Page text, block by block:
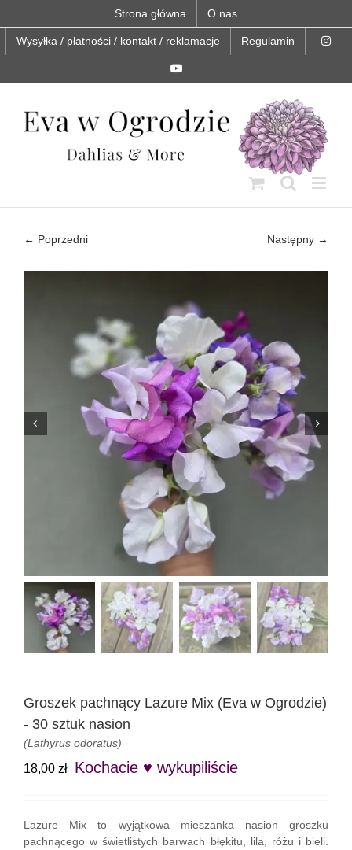
content
Strona główna O nas
Wysyłka / płatności / kontakt / reklamacje Regulamin
← Poprzedni Następny →
Groszek pachnący Lazure Mix (Eva w Ogrodzie)
- 30 sztuk nasion
(Lathyrus odoratus)
18,00 zł Kochacie ♥ wykupiliście
Lazure Mix to wyjątkowa mieszanka nasion groszku
pachnącego w świetlistych barwach błękitu, lila, różu i bieli.